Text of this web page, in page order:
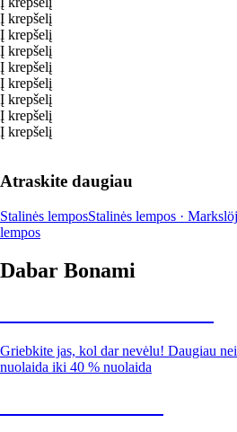
Į krepšelį
Į krepšelį
Į krepšelį
Į krepšelį
Į krepšelį
Į krepšelį
Į krepšelį
Į krepšelį
Atraskite daugiau
Stalinės lemposStalinės lempos ·
lempos
Dabar Bonami
Griebkite jas, kol dar nevėlu! Daugiau
nuolaida iki 40 % nuolaida